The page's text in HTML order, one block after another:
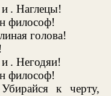
. Наглецы!
философ!
голова!
. Негодяи!
философ!
к черту,